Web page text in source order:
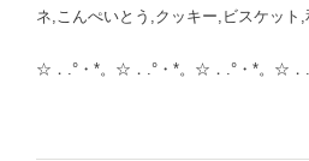
ネ,こんぺいとう,クッキー,ビスケット
☆．.°・*。☆．.°・*。☆．.°・*。☆．